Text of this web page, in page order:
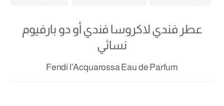
عطر فندي لاكروسا فندي أو دو بارفيوم
نسائي
Fendi l'Acquarossa Eau de Parfum